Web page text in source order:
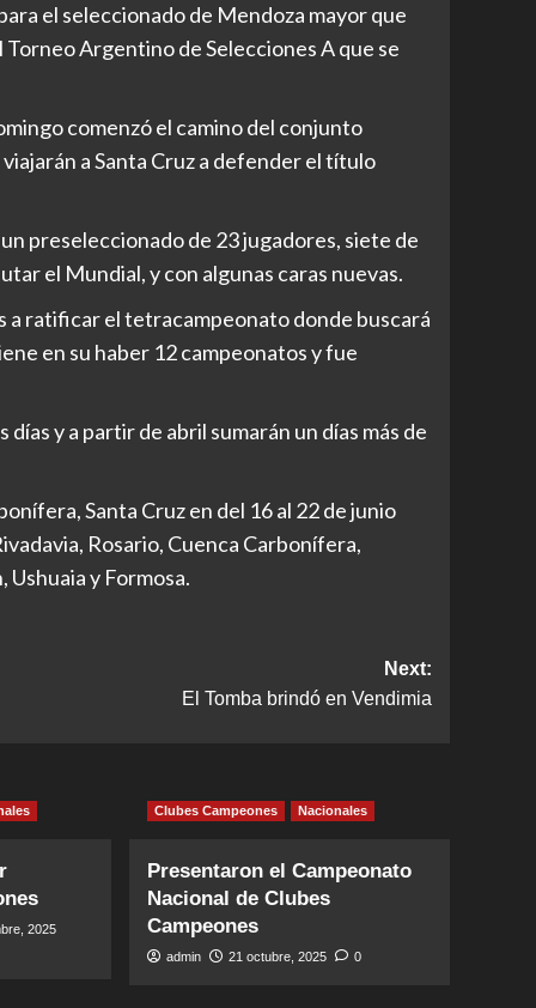
el seleccionado de Mendoza mayor que
Argentino de Selecciones A que se
comenzó el camino del conjunto
a Santa Cruz a defender el título
preseleccionado de 23 jugadores, siete de
el Mundial, y con algunas caras nuevas.
a ratificar el tetracampeonato donde buscará
en su haber 12 campeonatos y fue
y a partir de abril sumarán un días más de
Santa Cruz en del 16 al 22 de junio
Rosario, Cuenca Carbonífera,
Ushuaia y Formosa.
Next:
El Tomba brindó en Vendimia
2025
Clubes Campeones Nacionales
Presentaron el Campeonato
Nacional de Clubes
Campeones
admin 21 octubre, 2025 0